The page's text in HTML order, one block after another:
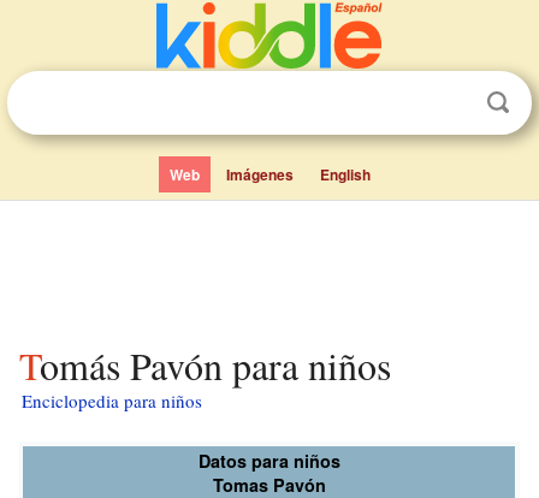
Web Imágenes English
Tomás Pavón para niños
Enciclopedia para niños
Datos para niños
Tomas Pavón